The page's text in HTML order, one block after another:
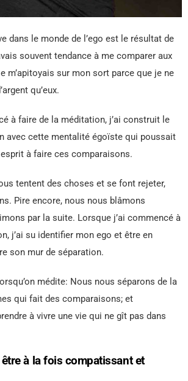
dans le monde de l’ego est le résultat de
souvent tendance à me comparer aux
m’apitoyais sur mon sort parce que je ne
qu’eux.
à faire de la méditation, j’ai construit le
avec cette mentalité égoïste qui poussait
à faire ces comparaisons.
tentent des choses et se font rejeter,
Pire encore, nous nous blâmons
par la suite. Lorsque j’ai commencé à
j’ai su identifier mon ego et être en
son mur de séparation.
médite: Nous nous séparons de la
qui fait des comparaisons; et
à vivre une vie qui ne gît pas dans
à la fois compatissant et